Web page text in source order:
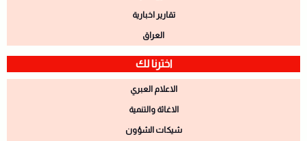
تقارير اخبارية
العراق
اخترنا لك
الاعلام العبري
الاغاثة والتنمية
شيكات الشؤون